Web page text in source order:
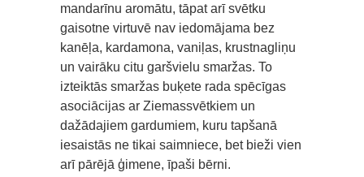
mandarīnu aromātu, tāpat arī svētku
gaisotne virtuvē nav iedomājama bez
kanēļa, kardamona, vaniļas, krustnagliņu
un vairāku citu garšvielu smaržas. To
izteiktās smaržas buķete rada spēcīgas
asociācijas ar Ziemassvētkiem un
dažādajiem gardumiem, kuru tapšanā
iesaistās ne tikai saimniece, bet bieži vien
arī pārējā ģimene, īpaši bērni.